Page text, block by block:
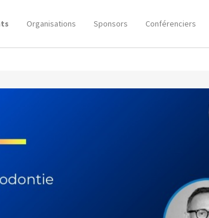
Organisations Sponsors Conférenciers